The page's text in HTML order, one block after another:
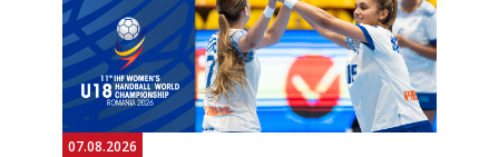
07.08.2026